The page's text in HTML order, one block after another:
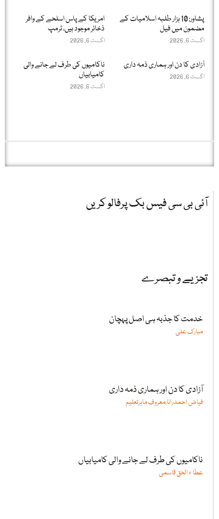
پشاور: 10 ہزار طلبہ اسلامیات کے
مضمون میں فیل
اگست 6, 2026
امریکا کے پاس اسلحے کے وافر
ذخائر موجود ہیں، ٹرمپ
اگست 6, 2026
آزادی کا دن اور ہماری ذمہ داری
اگست 6, 2026
ناکامیوں کی طرف لے جانے والی
کامیابیاں
اگست 6, 2026
آئی بی سی فیس بک پرفالو کریں
تجزیے و تبصرے
خدمت کا جذبہ ہی اصل پہچان
مبارک علی
آزادی کا دن اور ہماری ذمہ داری
فیاض احمدرانا،معروف ماہرتعلیم
ناکامیوں کی طرف لے جانے والی کامیابیاں
عطا ء الحق قاسمی